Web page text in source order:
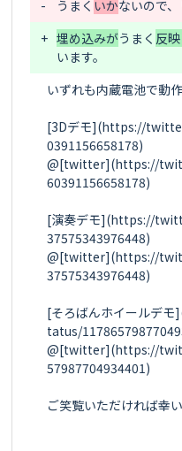
-
うまく いか
+ 埋め込みがうまく 反
いずれも内蔵電池で動作
[3Dデモ](https://
0391156658178)
@[twitter](https://
60391156658178)
[演奏デモ](https://
37575343976448)
@[twitter](https://
37575343976448)
[そろばんホイールデ
tatus/
@[twitter](https://
57987704934401)
ご笑覧いただければ幸い